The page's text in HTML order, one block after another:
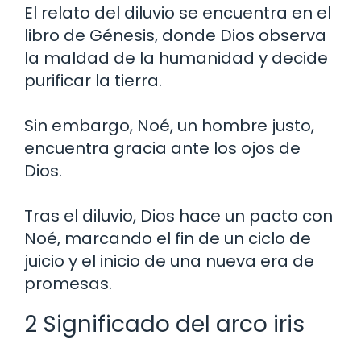
El relato del diluvio se encuentra en el
libro de Génesis, donde Dios observa
la maldad de la humanidad y decide
purificar la tierra.
Sin embargo, Noé, un hombre justo,
encuentra gracia ante los ojos de
Dios.
Tras el diluvio, Dios hace un pacto con
Noé, marcando el fin de un ciclo de
juicio y el inicio de una nueva era de
promesas.
2 Significado del arco iris